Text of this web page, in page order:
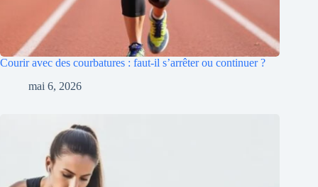
Courir avec des courbatures : faut-il s’arrêter ou continuer ?
mai 6, 2026